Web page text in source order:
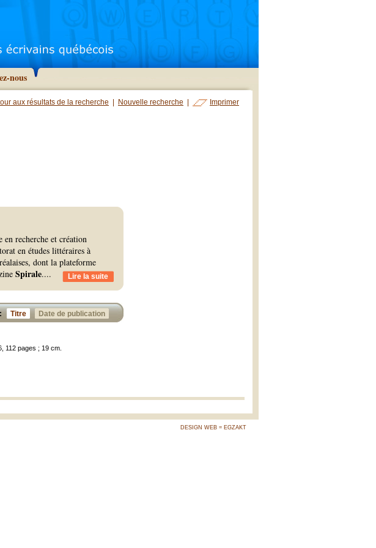
nous
aux résultats de la recherche Nouvelle recherche Imprimer
recherche et création
en études littéraires à
dont la plateforme
Spirale.... Lire la suite
Titre Date de publication
112 pages ; 19 cm.
DESIGN WEB = EGZAKT